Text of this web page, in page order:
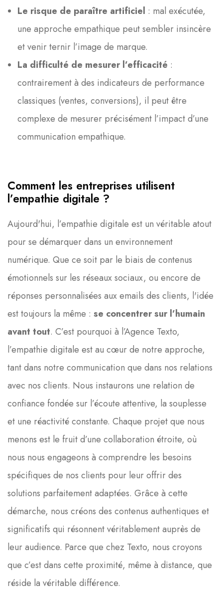
Le risque de paraître artificiel : mal exécutée,
une approche empathique peut sembler insincère
et venir ternir l’image de marque.
La difficulté de mesurer l’efficacité :
contrairement à des indicateurs de performance
classiques (ventes, conversions), il peut être
complexe de mesurer précisément l’impact d’une
communication empathique.
Comment les entreprises utilisent
l’empathie digitale ?
Aujourd'hui, l’empathie digitale est un véritable atout
pour se démarquer dans un environnement
numérique. Que ce soit par le biais de contenus
émotionnels sur les réseaux sociaux, ou encore de
réponses personnalisées aux emails des clients, l'idée
est toujours la même : se concentrer sur l’humain
avant tout. C’est pourquoi à l’Agence Texto,
l’empathie digitale est au cœur de notre approche,
tant dans notre communication que dans nos relations
avec nos clients. Nous instaurons une relation de
confiance fondée sur l’écoute attentive, la souplesse
et une réactivité constante. Chaque projet que nous
menons est le fruit d’une collaboration étroite, où
nous nous engageons à comprendre les besoins
spécifiques de nos clients pour leur offrir des
solutions parfaitement adaptées. Grâce à cette
démarche, nous créons des contenus authentiques et
significatifs qui résonnent véritablement auprès de
leur audience. Parce que chez Texto, nous croyons
que c’est dans cette proximité, même à distance, que
réside la véritable différence.